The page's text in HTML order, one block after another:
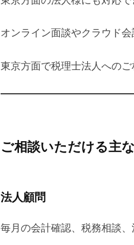
オンライン面談やクラウド
東京方面で税理士法人への
ご相談いただける主
法人顧問
毎月の会計確認、税務相談